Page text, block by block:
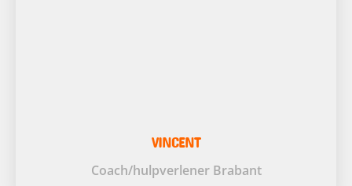
VINCENT
Coach/hulpverlener Brabant